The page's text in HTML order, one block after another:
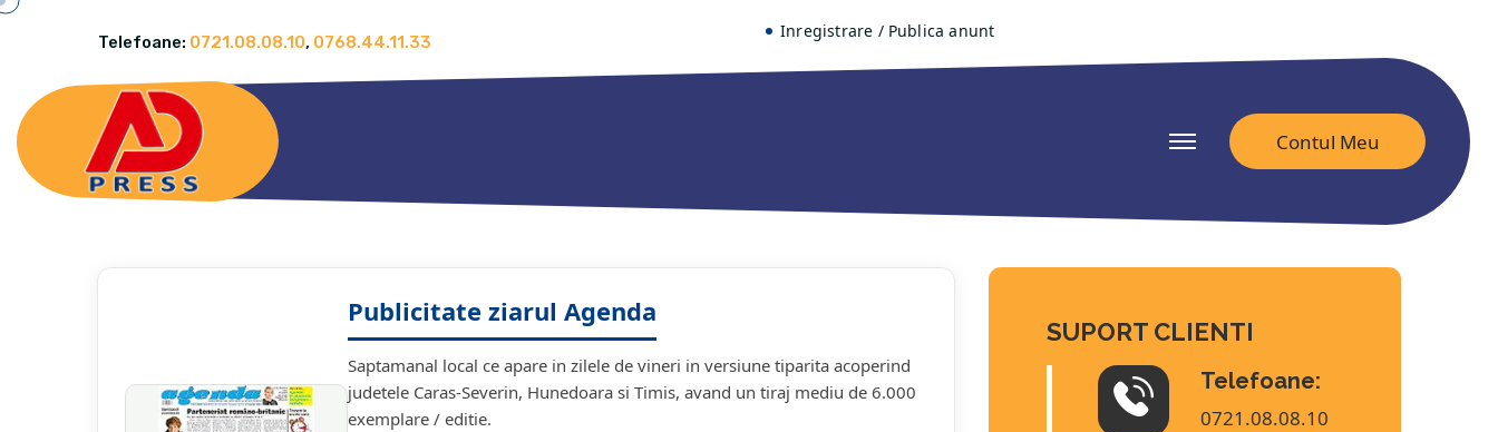
Telefoane: 0721.08.08.10, 0768.44.11.33 Email: office@publicitate-ziare-nationale.ro
Inregistrare Publica anunt
Contul Meu
Publicitate ziarul Agenda
Saptamanal local ce apare in zilele de vineri in versiune tiparita acoperind
judetele Caras-Severin, Hunedoara si Timis, avand un tiraj mediu de 6.000
exemplare / editie.
SUPORT CLIENTI
Telefoane:
0721.08.08.10